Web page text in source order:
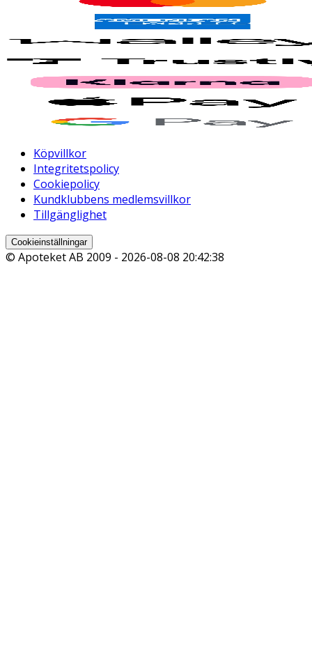
Köpvillkor
Integritetspolicy
Cookiepolicy
Kundklubbens medlemsvillkor
Tillgänglighet
Cookieinställningar
© Apoteket AB 2009 - 2026-08-08 20:42:38